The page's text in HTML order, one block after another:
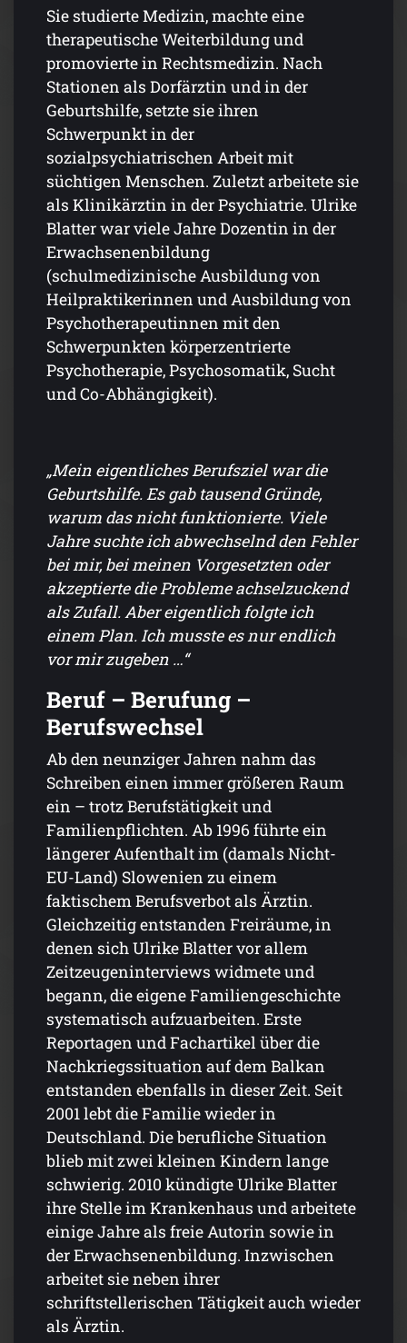
Sie studierte Medizin, machte eine
therapeutische Weiterbildung und
promovierte in Rechtsmedizin. Nach
Stationen als Dorfärztin und in der
Geburtshilfe, setzte sie ihren
Schwerpunkt in der
sozialpsychiatrischen Arbeit mit
süchtigen Menschen. Zuletzt arbeitete sie
als Klinikärztin in der Psychiatrie. Ulrike
Blatter war viele Jahre Dozentin in der
Erwachsenenbildung
(schulmedizinische Ausbildung von
Heilpraktikerinnen und Ausbildung von
Psychotherapeutinnen mit den
Schwerpunkten körperzentrierte
Psychotherapie, Psychosomatik, Sucht
und Co-Abhängigkeit).
„Mein eigentliches Berufsziel war die
Geburtshilfe. Es gab tausend Gründe,
warum das nicht funktionierte. Viele
Jahre suchte ich abwechselnd den Fehler
bei mir, bei meinen Vorgesetzten oder
akzeptierte die Probleme achselzuckend
als Zufall. Aber eigentlich folgte ich
einem Plan. Ich musste es nur endlich
vor mir zugeben …“
Beruf – Berufung –
Berufswechsel
Ab den neunziger Jahren nahm das
Schreiben einen immer größeren Raum
ein – trotz Berufstätigkeit und
Familienpflichten. Ab 1996 führte ein
längerer Aufenthalt im (damals Nicht-
EU-Land) Slowenien zu einem
faktischem Berufsverbot als Ärztin.
Gleichzeitig entstanden Freiräume, in
denen sich Ulrike Blatter vor allem
Zeitzeugeninterviews widmete und
begann, die eigene Familiengeschichte
systematisch aufzuarbeiten. Erste
Reportagen und Fachartikel über die
Nachkriegssituation auf dem Balkan
entstanden ebenfalls in dieser Zeit. Seit
2001 lebt die Familie wieder in
Deutschland. Die berufliche Situation
blieb mit zwei kleinen Kindern lange
schwierig. 2010 kündigte Ulrike Blatter
ihre Stelle im Krankenhaus und arbeitete
einige Jahre als freie Autorin sowie in
der Erwachsenenbildung. Inzwischen
arbeitet sie neben ihrer
schriftstellerischen Tätigkeit auch wieder
als Ärztin.